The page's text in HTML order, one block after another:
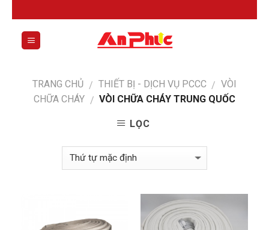
to
content
TRANG CHỦ / THIẾT BỊ - DỊCH VỤ PCCC / VÒI
CHỮA CHÁY / VÒI CHỮA CHÁY TRUNG QUỐC
LỌC